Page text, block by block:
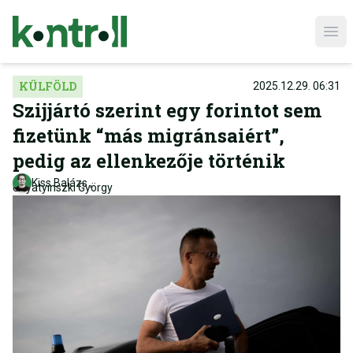
KÜLFÖLD 2025.12.29. 06:31
Szijjártó szerint egy forintot sem
fizetünk “más migránsaiért”,
pedig az ellenkezője történik
Kiss Balázs,
Unyatyinszki György